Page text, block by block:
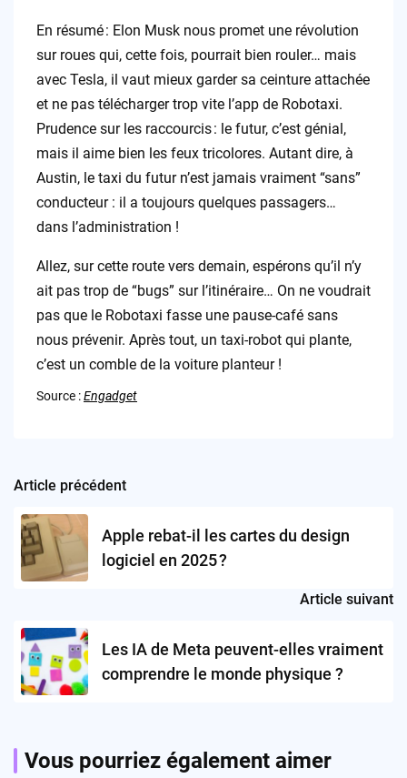
En résumé : Elon Musk nous promet une révolution
sur roues qui, cette fois, pourrait bien rouler… mais
avec Tesla, il vaut mieux garder sa ceinture attachée
et ne pas télécharger trop vite l’app de Robotaxi.
Prudence sur les raccourcis : le futur, c’est génial,
mais il aime bien les feux tricolores. Autant dire, à
Austin, le taxi du futur n’est jamais vraiment “sans”
conducteur : il a toujours quelques passagers…
dans l’administration !
Allez, sur cette route vers demain, espérons qu’il n’y
ait pas trop de “bugs” sur l’itinéraire… On ne voudrait
pas que le Robotaxi fasse une pause-café sans
nous prévenir. Après tout, un taxi-robot qui plante,
c’est un comble de la voiture planteur !
Source :Engadget
Post
navigation
Article précédent
Apple rebat-il les cartes du design
logiciel en 2025 ?
Article suivant
Les IA de Meta peuvent-elles vraiment
comprendre le monde physique ?
Vous pourriez également aimer